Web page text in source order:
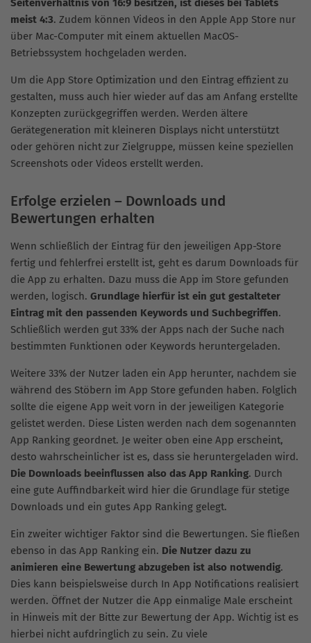
meist 4:3. Zudem können Videos in den Apple App Store nur
über Mac-Computer mit einem aktuellen MacOS-
Betriebssystem hochgeladen werden.
Um die App Store Optimization und den Eintrag effizient zu
gestalten, muss auch hier wieder auf das am Anfang erstellte
Konzepten zurückgegriffen werden. Werden ältere
Gerätegeneration mit kleineren Displays nicht unterstützt
oder gehören nicht zur Zielgruppe, müssen keine speziellen
Screenshots oder Videos erstellt werden.
Erfolge erzielen – Downloads und
Bewertungen erhalten
Wenn schließlich der Eintrag für den jeweiligen App-Store
fertig und fehlerfrei erstellt ist, geht es darum Downloads für
die App zu erhalten. Dazu muss die App im Store gefunden
werden, logisch. Grundlage hierfür ist ein gut gestalteter
Eintrag mit den passenden Keywords und Suchbegriffen.
Schließlich werden gut 33% der Apps nach der Suche nach
bestimmten Funktionen oder Keywords heruntergeladen.
Weitere 33% der Nutzer laden ein App herunter, nachdem sie
während des Stöbern im App Store gefunden haben. Folglich
sollte die eigene App weit vorn in der jeweiligen Kategorie
gelistet werden. Diese Listen werden nach dem sogenannten
App Ranking geordnet. Je weiter oben eine App erscheint,
desto wahrscheinlicher ist es, dass sie heruntergeladen wird.
Die Downloads beeinflussen also das App Ranking. Durch
eine gute Auffindbarkeit wird hier die Grundlage für stetige
Downloads und ein gutes App Ranking gelegt.
Ein zweiter wichtiger Faktor sind die Bewertungen. Sie fließen
ebenso in das App Ranking ein. Die Nutzer dazu zu
animieren eine Bewertung abzugeben ist also notwendig.
Dies kann beispielsweise durch In App Notifications realisiert
werden. Öffnet der Nutzer die App einmalige Male erscheint
in Hinweis mit der Bitte zur Bewertung der App. Wichtig ist es
hierbei nicht aufdringlich zu sein. Zu viele